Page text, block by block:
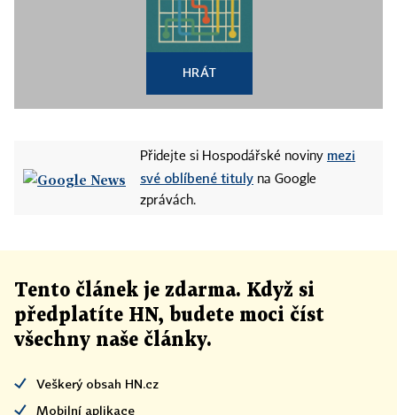
HRÁT
Přidejte si Hospodářské noviny mezi
své oblíbené tituly na Google
zprávách.
Tento článek je zdarma. Když si
předplatíte HN, budete moci číst
všechny naše články.
Veškerý obsah HN.cz
Mobilní aplikace